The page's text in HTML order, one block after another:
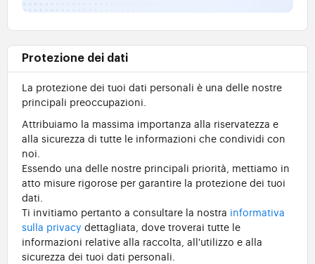
Protezione dei dati
La protezione dei tuoi dati personali è una delle nostre
principali preoccupazioni.
Attribuiamo la massima importanza alla riservatezza e
alla sicurezza di tutte le informazioni che condividi con
noi.
Essendo una delle nostre principali priorità, mettiamo in
atto misure rigorose per garantire la protezione dei tuoi
dati.
Ti invitiamo pertanto a consultare la nostra informativa
sulla privacy dettagliata, dove troverai tutte le
informazioni relative alla raccolta, all'utilizzo e alla
sicurezza dei tuoi dati personali.